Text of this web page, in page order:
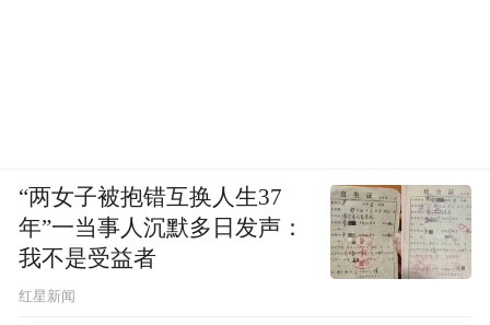
“两女子被抱错互换人生37
年”一当事人沉默多日发声：
我不是受益者
红星新闻